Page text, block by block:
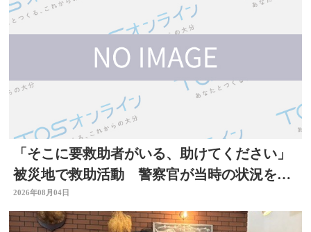
「そこに要救助者がいる、助けてください」
被災地で救助活動 警察官が当時の状況を語
る 大分
2026年08月04日